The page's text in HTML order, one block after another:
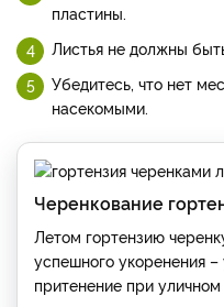
пластины.
Листья не должны
Убедитесь, что нет
насекомыми.
Черенкование
Летом гортензию
успешного укоренения
притенение при